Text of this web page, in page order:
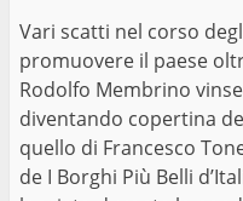
Vari scatti nel corso
promuovere il paese
Rodolfo Membrino
diventando copertina
quello di Francesco
de I Borghi Più Belli